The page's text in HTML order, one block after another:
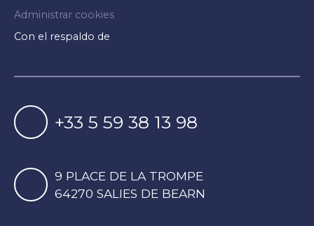
Administrar cookies
Con el respaldo de
+33 5 59 38 13 98
9 PLACE DE LA TROMPE
64270 SALIES DE BEARN